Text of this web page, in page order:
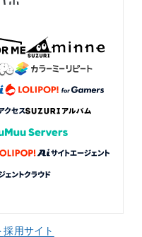
採用サイト